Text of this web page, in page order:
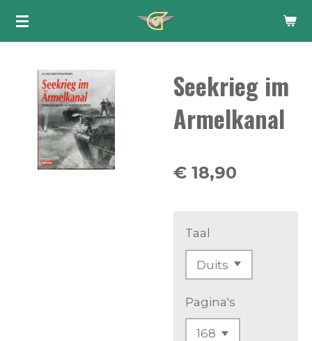
Ga
hoofdinhoud
Seekrieg im
Armelkanal
€ 18,90
Taal
Pagina's